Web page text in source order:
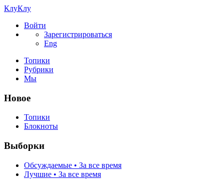
КлуКлу
Войти
Зарегистрироваться
Eng
Топики
Рубрики
Мы
Новое
Топики
Блокноты
Выборки
Обсуждаемые • За все время
Лучшие • За все время